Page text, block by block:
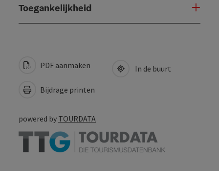
Toegankelijkheid
PDF aanmaken
Bijdrage printen
In de buurt
powered by TOURDATA